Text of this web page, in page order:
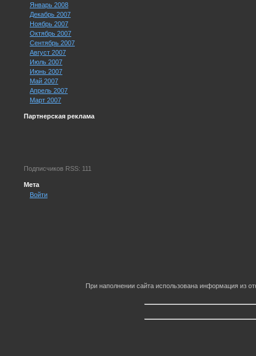
Январь 2008
Декабрь 2007
Ноябрь 2007
Октябрь 2007
Сентябрь 2007
Август 2007
Июль 2007
Июнь 2007
Май 2007
Апрель 2007
Март 2007
Партнерская реклама
Подписчиков RSS: 111
Мета
Войти
При наполнении сайта использована информация из